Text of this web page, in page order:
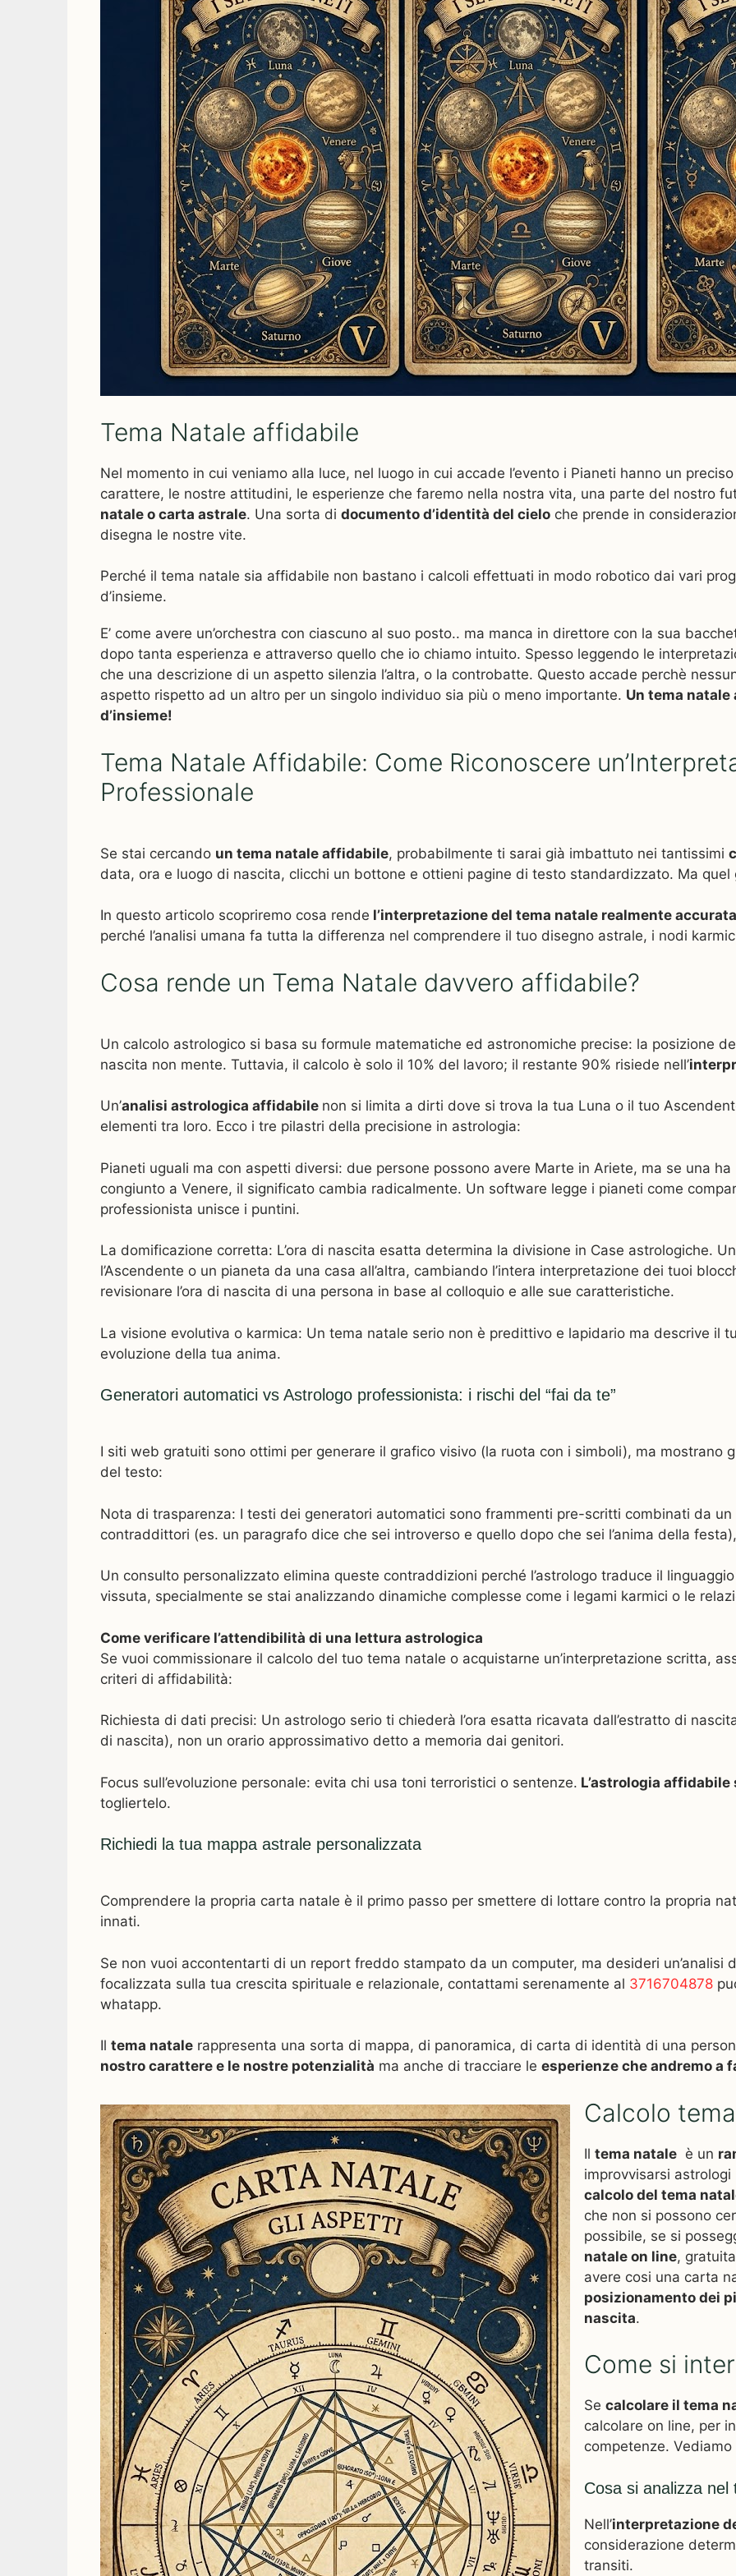
Tema Natale affidabile
Nel momento in cui veniamo alla luce, nel luogo in cui accade l’evento i Pianeti hanno un
carattere, le nostre attitudini, le esperienze che faremo nella nostra vita, una parte del nostro
natale o carta astrale. Una sorta di documento d’identità del cielo che prende in
disegna le nostre vite.
Perché il tema natale sia affidabile non bastano i calcoli effettuati in modo robotico dai vari
d’insieme.
E’ come avere un’orchestra con ciascuno al suo posto.. ma manca in direttore con la sua
dopo tanta esperienza e attraverso quello che io chiamo intuito. Spesso leggendo le
che una descrizione di un aspetto silenzia l’altra, o la controbatte. Questo accade perchè
aspetto rispetto ad un altro per un singolo individuo sia più o meno importante. Un tema
d’insieme!
Tema Natale Affidabile: Come Riconoscere
Professionale
Se stai cercando un tema natale affidabile, probabilmente ti sarai già imbattuto nei tantissimi
data, ora e luogo di nascita, clicchi un bottone e ottieni pagine di testo standardizzato. Ma quel
In questo articolo scopriremo cosa rende l’interpretazione del tema natale realmente accurata
perché l’analisi umana fa tutta la differenza nel comprendere il tuo disegno astrale, i nodi
Cosa rende un Tema Natale davvero affidabile?
Un calcolo astrologico si basa su formule matematiche ed astronomiche precise: la posizione
nascita non mente. Tuttavia, il calcolo è solo il 10% del lavoro; il restante 90% risiede nell’
Un’analisi astrologica affidabile non si limita a dirti dove si trova la tua Luna o il tuo
elementi tra loro. Ecco i tre pilastri della precisione in astrologia:
Pianeti uguali ma con aspetti diversi: due persone possono avere Marte in Ariete, ma se una
congiunto a Venere, il significato cambia radicalmente. Un software legge i pianeti come
professionista unisce i puntini.
La domificazione corretta: L’ora di nascita esatta determina la divisione in Case astrologiche.
l’Ascendente o un pianeta da una casa all’altra, cambiando l’intera interpretazione dei tuoi
revisionare l’ora di nascita di una persona in base al colloquio e alle sue caratteristiche.
La visione evolutiva o karmica: Un tema natale serio non è predittivo e lapidario ma descrive il
evoluzione della tua anima.
Generatori automatici vs Astrologo professionista: i rischi del “fai da te”
I siti web gratuiti sono ottimi per generare il grafico visivo (la ruota con i simboli), ma mostrano
del testo:
Nota di trasparenza: I testi dei generatori automatici sono frammenti pre-scritti combinati da
contraddittori (es. un paragrafo dice che sei introverso e quello dopo che sei l’anima della
Un consulto personalizzato elimina queste contraddizioni perché l’astrologo traduce il
vissuta, specialmente se stai analizzando dinamiche complesse come i legami karmici o le
Come verificare l’attendibilità di una lettura astrologica
Se vuoi commissionare il calcolo del tuo tema natale o acquistarne un’interpretazione scritta,
criteri di affidabilità:
Richiesta di dati precisi: Un astrologo serio ti chiederà l’ora esatta ricavata dall’estratto di
di nascita), non un orario approssimativo detto a memoria dai genitori.
Focus sull’evoluzione personale: evita chi usa toni terroristici o sentenze. L’astrologia
togliertelo.
Richiedi la tua mappa astrale personalizzata
Comprendere la propria carta natale è il primo passo per smettere di lottare contro la propria
innati.
Se non vuoi accontentarti di un report freddo stampato da un computer, ma desideri un’analisi
focalizzata sulla tua crescita spirituale e relazionale, contattami serenamente al 3716704878
whatapp.
Il tema natale rappresenta una sorta di mappa, di panoramica, di carta di identità di una
nostro carattere e le nostre potenzialità ma anche di tracciare le esperienze che andremo a
Calcolo
Il tema natale è un
improvvisarsi
calcolo del tema
che non si possono
possibile, se si
natale on line,
avere cosi una carta
posizionamento dei
nascita.
Come si
Se calcolare il tema
calcolare on line, per
competenze.
Cosa si analizza nel
Nell’interpretazione
considerazione
transiti.